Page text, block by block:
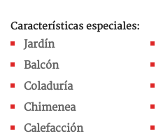
Características especiales:
Jardín
Balcón
Coladuría
Chimenea
Calefacción